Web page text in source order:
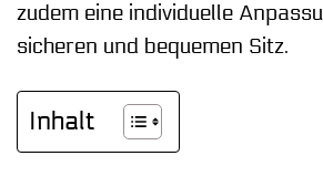
zudem eine individuelle
sicheren und bequemen Sitz.
Inhalt